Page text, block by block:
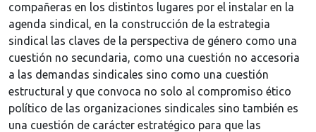
compañeras en los distintos lugares por el instalar en la
agenda sindical, en la construcción de la estrategia
sindical las claves de la perspectiva de género como una
cuestión no secundaria, como una cuestión no accesoria
a las demandas sindicales sino como una cuestión
estructural y que convoca no solo al compromiso ético
político de las organizaciones sindicales sino también es
una cuestión de carácter estratégico para que las